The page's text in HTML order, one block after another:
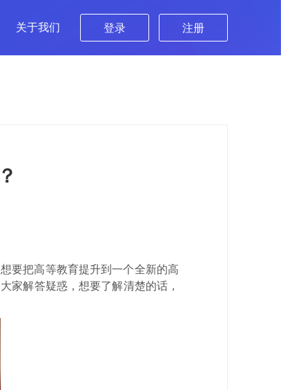
关于我们 登录 注册
要把高等教育提升到一个全新的高
家解答疑惑，想要了解清楚的话，